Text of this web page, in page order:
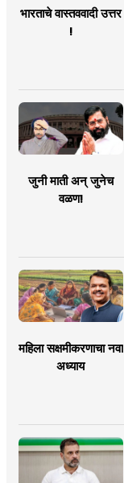
भारताचे वास्तववादी उत्तर
!
जुनी माती अन् जुनेच
वळण!
महिला सक्षमीकरणाचा नवा
अध्याय